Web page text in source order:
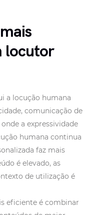
locutor
a locução humana
comunicação de
a expressividade
humana continua
faz mais
é elevado, as
de utilização é
eficiente é combinar